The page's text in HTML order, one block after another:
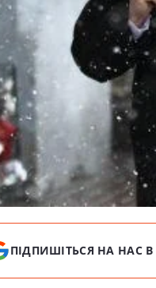
ПІДПИШІТЬСЯ НА НАС В